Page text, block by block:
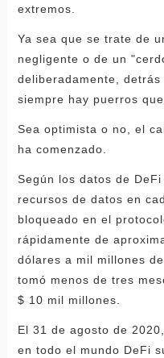
extremos.
Ya sea que se trate de
negligente o de un
deliberadamente,
siempre hay puerros
Sea optimista o no, el
ha comenzado.
Según los datos de
recursos de datos en
bloqueado en el
rápidamente de
dólares a mil millones
tomó menos de tres
$ 10 mil millones.
El 31 de agosto de
en todo el mundo DeFi